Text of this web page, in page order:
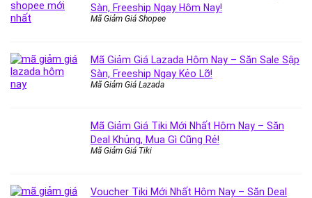
Sàn, Freeship Ngay Hôm Nay!
Mã Giảm Giá Shopee
Mã Giảm Giá Lazada Hôm Nay – Săn Sale Sập
Sàn, Freeship Ngay Kẻo Lỡ!
Mã Giảm Giá Lazada
Mã Giảm Giá Tiki Mới Nhất Hôm Nay – Săn
Deal Khủng, Mua Gì Cũng Rẻ!
Mã Giảm Giá Tiki
Voucher Tiki Mới Nhất Hôm Nay – Săn Deal